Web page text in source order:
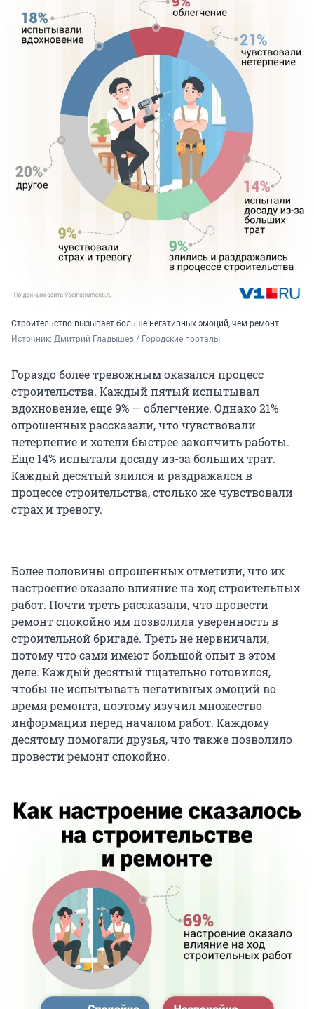
Строительство вызывает больше негативных эмоций, чем ремонт
Источник: Дмитрий Гладышев / Городские порталы
Гораздо более тревожным оказался процесс
строительства. Каждый пятый испытывал
вдохновение, еще 9% — облегчение. Однако 21%
опрошенных рассказали, что чувствовали
нетерпение и хотели быстрее закончить работы.
Еще 14% испытали досаду из-за больших трат.
Каждый десятый злился и раздражался в
процессе строительства, столько же чувствовали
страх и тревогу.
Более половины опрошенных отметили, что их
настроение оказало влияние на ход строительных
работ. Почти треть рассказали, что провести
ремонт спокойно им позволила уверенность в
строительной бригаде. Треть не нервничали,
потому что сами имеют большой опыт в этом
деле. Каждый десятый тщательно готовился,
чтобы не испытывать негативных эмоций во
время ремонта, поэтому изучил множество
информации перед началом работ. Каждому
десятому помогали друзья, что также позволило
провести ремонт спокойно.